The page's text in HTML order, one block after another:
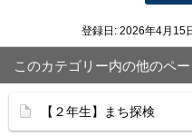
登録日: 2026年4月15
このカテゴリー内の他のペー
【２年生】まち探検